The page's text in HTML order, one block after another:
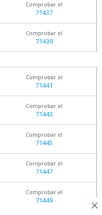
Comprobar el
71437
Comprobar el
71439
Comprobar el
71441
Comprobar el
71443
Comprobar el
71445
Comprobar el
71447
Comprobar el
71449